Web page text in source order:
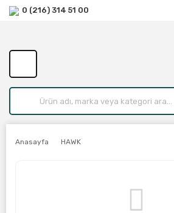
0 (216) 314 51 00
Anasayfa HAWK